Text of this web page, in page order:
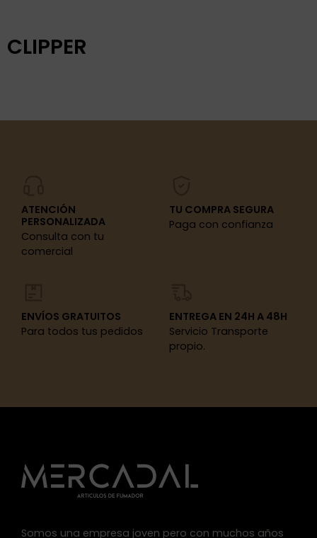
CLIPPER
ATENCIÓN
PERSONALIZADA
Consulta con tu
comercial
TU COMPRA SEGURA
Paga con confianza
ENVÍOS GRATUITOS
Para todos tus pedidos
ENTREGA EN 24H A 48H
Servicio Transporte
propio.
Somos una empresa joven pero con muchos años